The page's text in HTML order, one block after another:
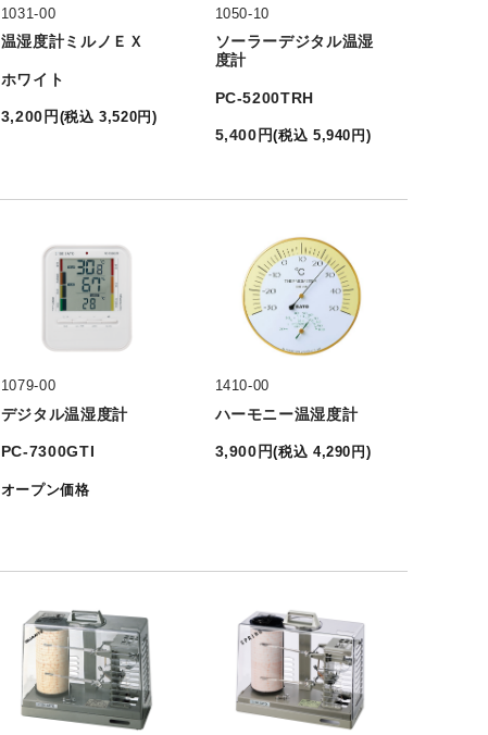
1031-00
温湿度計ミルノＥＸ
ホワイト
3,200 円 (税込 3,520円 )
1050-10
ソーラーデジタル温湿
度計
PC-5200TRH
5,400 円(税込 5,940 円 )
1079-00
デジタル温湿度計
PC-7300GTI
オープン価格
1410-00
ハーモニー温湿度計
3,900 円(税込 4,290 円 )